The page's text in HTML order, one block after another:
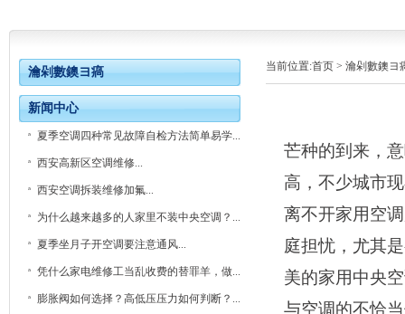
瀹剁數鐭ヨ瘑
新闻中心
夏季空调四种常见故障自检方法简单易学...
西安高新区空调维修...
西安空调拆装维修加氟...
为什么越来越多的人家里不装中央空调？...
夏季坐月子开空调要注意通风...
凭什么家电维修工当乱收费的替罪羊，做...
膨胀阀如何选择？高低压压力如何判断？...
当前位置:首页 > 瀹剁數鐭ヨ
芒种的到来，
高，不少城市
离不开家用空
庭担忧，尤其
美的家用中央
与空调的不恰